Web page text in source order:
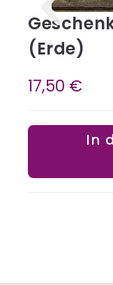
(Erde)
17,50 €
In